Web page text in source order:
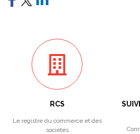
RCS
Le registre du commerce et des
sociétés